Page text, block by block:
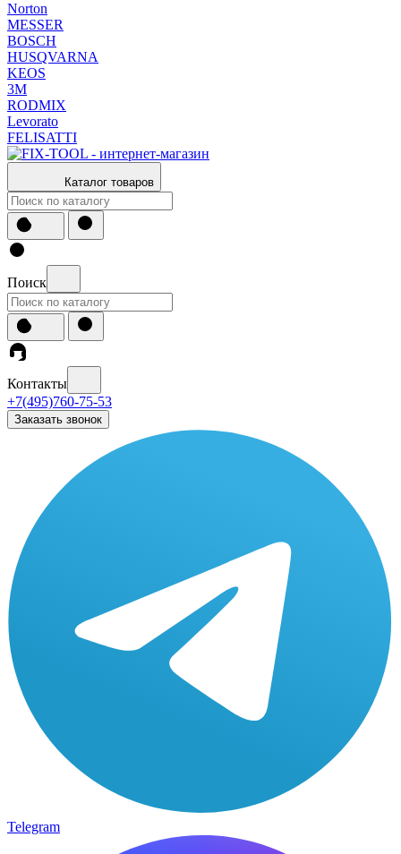
Norton
MESSER
BOSCH
HUSQVARNA
KEOS
3М
RODMIX
Levorato
FELISATTI
Каталог товаров
Поиск
Контакты
+7(495)760-75-53
Заказать звонок
Telegram